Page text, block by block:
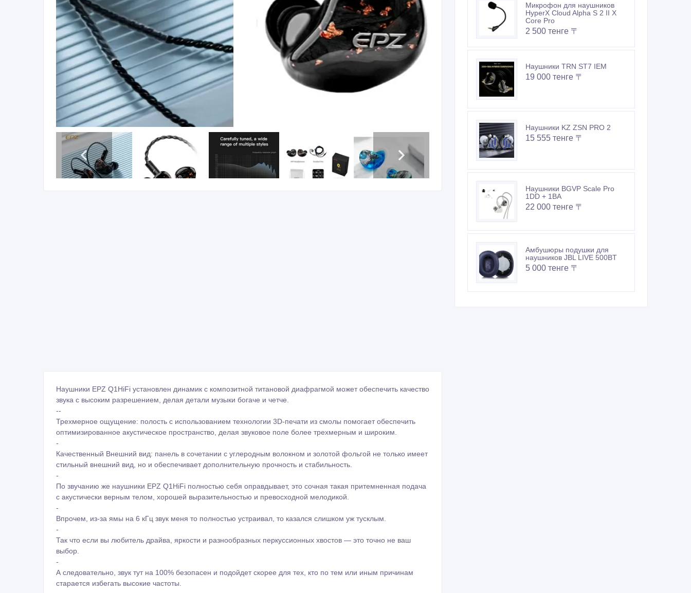
Наушники EPZ Q1HiFi установлен динамик с композитной титановой диафрагмой может обеспечить качество
звука с высоким разрешением, делая детали музыки богаче и четче.
Трехмерное ощущение: полость с использованием технологии 3D-печати из смолы помогает обеспечить
оптимизированное акустическое пространство, делая звуковое поле более трехмерным и широким.
Качественный Внешний вид: панель в сочетании с углеродным волокном и золотой фольгой не только имеет
стильный внешний вид, но и обеспечивает дополнительную прочность и стабильность.
По звучанию же наушники EPZ Q1HiFi полностью себя оправдывает, это сочная такая притемненная подача
с акустически верным телом, хорошей выразительностью и превосходной мелодикой.
Впрочем, из-за ямы на 6 кГц звук меня то полностью устраивал, то казался слишком уж тусклым.
Так что если вы любитель драйва, яркости и разнообразных перкуссионных хвостов — это точно не ваш
выбор.
А следовательно, звук тут на 100% безопасен и подойдет скорее для тех, кто по тем или иным причинам
старается избегать высокие частоты.
Микрофон для наушников
HyperX Cloud Alpha S 2 II X
Core Pro
2 500 тенге 〒
Наушники TRN ST7 IEM
19 000 тенге 〒
Наушники KZ ZSN PRO 2
15 555 тенге 〒
Наушники BGVP Scale Pro
1DD + 1BA
22 000 тенге 〒
Амбушюры подушки для
наушников JBL LIVE 500BT
5 000 тенге 〒